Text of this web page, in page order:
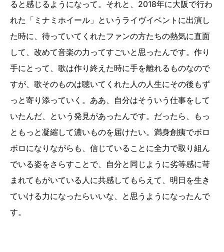
ると感じるようになって。それと、2018年に大阪で行わ
れた「ミナミホイール」というライヴイベントに出演し
た時に、待っていてくれたファンの方たちの熱気に直面
して、改めて音楽の力ってすごいと思ったんです。作り
手にとって、歌は作り終えた時に手を離れるものなので
すが、歌そのものは聴いてくれた人の人生にその後もず
っと寄り添っていく。ああ、自分はそういう仕事をして
いたんだ、という発見があったんです。だったら、もっ
ともっと凝縮して濃いものを届けたい。満身創痍でボロ
ボロになりながらも、信じていることに全力で取り組ん
でいる姿をさらすことで、自分と同じように劣等感に苛
まれてもがいている人に共感してもらえて、明日を生き
ていける力になったらいいな、と思うようになったんで
す。